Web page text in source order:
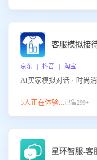
客服模拟接
京东 | 抖音 | 淘宝
AI买家模拟对话 · 时尚
5人正在体验...已售299+
星环智服-客